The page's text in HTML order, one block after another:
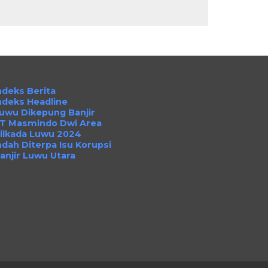
Berita
Headline
Dikepung Banjir
Masmindo Dwi Area
Luwu 2024
Diterpa Isu Korupsi
Luwu Utara